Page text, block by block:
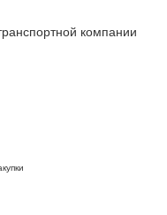
компании